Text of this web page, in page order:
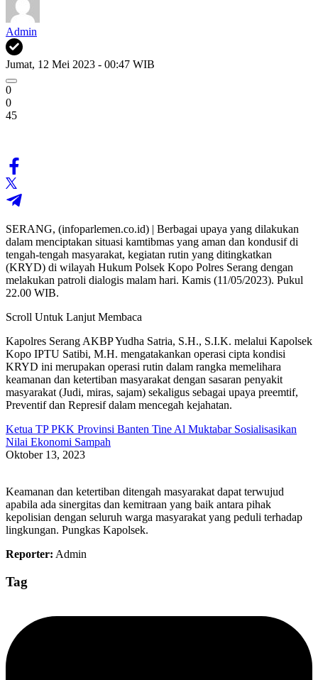
Admin
Jumat, 12 Mei 2023 - 00:47 WIB
0
0
45
SERANG, (infoparlemen.co.id) | Berbagai upaya yang dilakukan
dalam menciptakan situasi kamtibmas yang aman dan kondusif di
tengah-tengah masyarakat, kegiatan rutin yang ditingkatkan
(KRYD) di wilayah Hukum Polsek Kopo Polres Serang dengan
melakukan patroli dialogis malam hari. Kamis (11/05/2023). Pukul
22.00 WIB.
Scroll Untuk Lanjut Membaca
Kapolres Serang AKBP Yudha Satria, S.H., S.I.K. melalui Kapolsek
Kopo IPTU Satibi, M.H. mengatakankan operasi cipta kondisi
KRYD ini merupakan operasi rutin dalam rangka memelihara
keamanan dan ketertiban masyarakat dengan sasaran penyakit
masyarakat (Judi, miras, sajam) sekaligus sebagai upaya preemtif,
Preventif dan Represif dalam mencegah kejahatan.
Ketua TP PKK Provinsi Banten Tine Al Muktabar Sosialisasikan
Nilai Ekonomi Sampah
Oktober 13, 2023
Keamanan dan ketertiban ditengah masyarakat dapat terwujud
apabila ada sinergitas dan kemitraan yang baik antara pihak
kepolisian dengan seluruh warga masyarakat yang peduli terhadap
lingkungan. Pungkas Kapolsek.
Reporter: Admin
Tag